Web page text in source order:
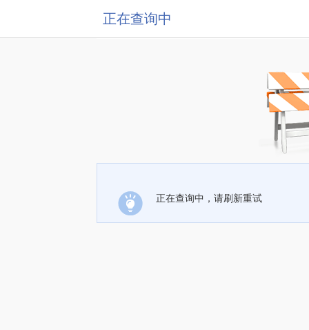
正在查询中
正在查询中，请刷新重试